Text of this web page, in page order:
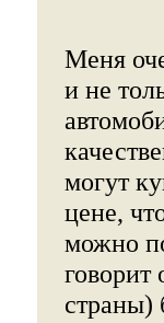
Меня
и не
могут
цене,
можно
говорит
страны)